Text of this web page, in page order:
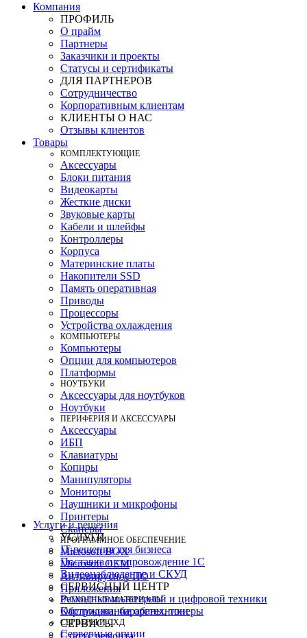
Компания
ПРОФИЛЬ
О прайм
Партнеры
Заказчики и проекты
Статусы и сертификаты
ДЛЯ ПАРТНЕРОВ
Сотрудничество
Корпоративным клиентам
КЛИЕНТЫ О НАС
Отзывы клиентов
Товары
КOМПЛЕКТУЮЩИЕ
Аксессуары
Блоки питания
Видеокарты
Жесткие диски
Звуковые карты
Кабели и шлейфы
Контроллеры
Корпуса
Материнские платы
Накопители SSD
Память оперативная
Приводы
Процессоры
Устройства охлаждения
КОМПЬЮТЕРЫ
Компьютеры
Опции для компьютеров
Платформы
НОУТБУКИ
Аксессуары для ноутбуков
Ноутбуки
ПЕРИФЕРИЯ И АКСЕССУАРЫ
Аксессуары
ИБП
Клавиатуры
Копиры
Манипуляторы
Мониторы
Наушники и микрофоны
Принтеры
Сканеры
ПРОГРАММНОЕ ОБЕСПЕЧЕНИЕ
Microsoft BOX
Microsoft OEM
Антивирусное ПО
Приложения
РАСХОДНЫЕ МАТЕРИАЛЫ
Картриджи, барабаны, тонеры
СЕРВЕРЫ И СХД
Серверные опции
Услуги и решения
УСЛУГИ
IT-решения для бизнеса
Поставка и сопровождение 1C
Видеонаблюдение и СКУД
СЕРВИСНЫЙ ЦЕНТР
Ремонт компьютерной и цифровой техники
Обслуживание оргтехники
СЕРВИСЫ
Статус ремонта